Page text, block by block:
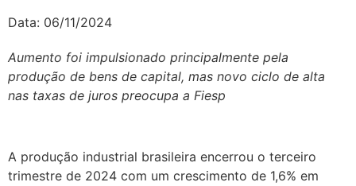
Data: 06/11/2024
Aumento foi impulsionado principalmente pela
produção de bens de capital, mas novo ciclo de alta
nas taxas de juros preocupa a Fiesp
A produção industrial brasileira encerrou o terceiro
trimestre de 2024 com um crescimento de 1,6% em